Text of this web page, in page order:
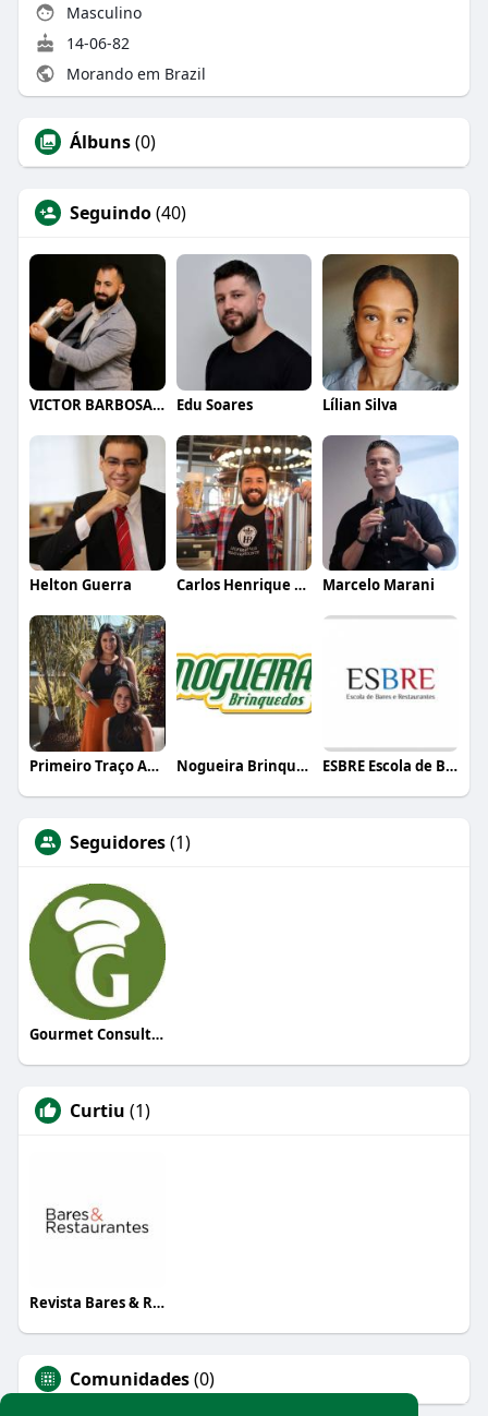
Masculino
14-06-82
Morando em Brazil
Álbuns(0)
Seguindo(40)
VICTOR BARBOSA QUARANTA Edu Soares Lílian Silva
Helton Guerra Carlos Henrique de Faria Vasconcelos Marcelo Marani
Primeiro Traço Arquitetura Nogueira Brinquedos ESBRE Escola de Bares e Restaurantes
Seguidores(1)
Gourmet Consultoria
Curtiu (1)
Revista Bares & Restaurantes
Comunidades(0)